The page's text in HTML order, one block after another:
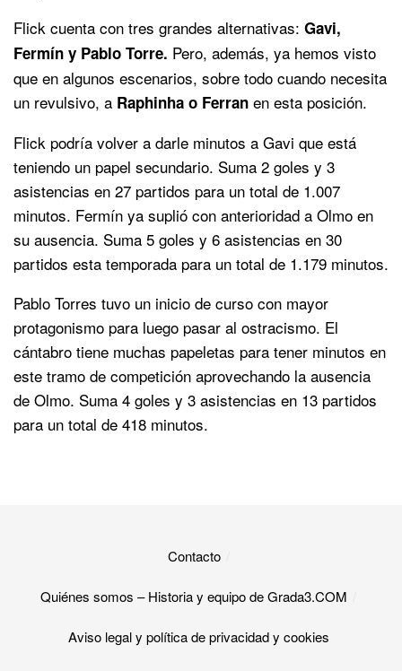
Flick cuenta con tres grandes alternativas: Gavi,
Fermín y Pablo Torre. Pero, además, ya hemos visto
que en algunos escenarios, sobre todo cuando necesita
un revulsivo, a Raphinha o Ferran en esta posición.
Flick podría volver a darle minutos a Gavi que está
teniendo un papel secundario. Suma 2 goles y 3
asistencias en 27 partidos para un total de 1.007
minutos. Fermín ya suplió con anterioridad a Olmo en
su ausencia. Suma 5 goles y 6 asistencias en 30
partidos esta temporada para un total de 1.179 minutos.
Pablo Torres tuvo un inicio de curso con mayor
protagonismo para luego pasar al ostracismo. El
cántabro tiene muchas papeletas para tener minutos en
este tramo de competición aprovechando la ausencia
de Olmo. Suma 4 goles y 3 asistencias en 13 partidos
para un total de 418 minutos.
Contacto
Quiénes somos – Historia y equipo de Grada3.COM
Aviso legal y política de privacidad y cookies​